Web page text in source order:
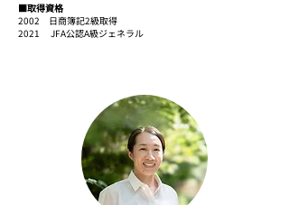
■取得資格
2002 日商簿記2級取得
2021 JFA公認A級ジェネラル